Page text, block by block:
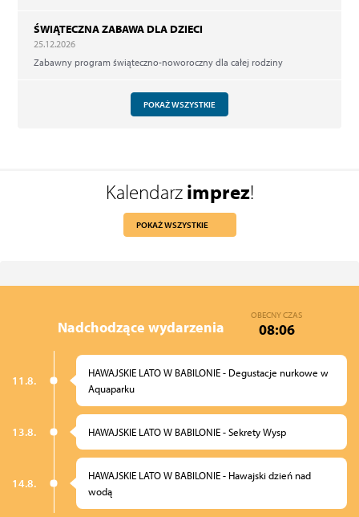
ŚWIĄTECZNA ZABAWA DLA DZIECI
25.12.2026
Zabawny program świąteczno-noworoczny dla całej rodziny
POKAŻ WSZYSTKIE
Kalendarzimprez!
POKAŻ WSZYSTKIE
Nadchodzące wydarzenia
OBECNY CZAS
08:06
11.8.
HAWAJSKIE LATO W BABILONIE - Degustacje nurkowe w
Aquaparku
13.8. HAWAJSKIE LATO W BABILONIE - Sekrety Wysp
14.8.
HAWAJSKIE LATO W BABILONIE - Hawajski dzień nad
wodą